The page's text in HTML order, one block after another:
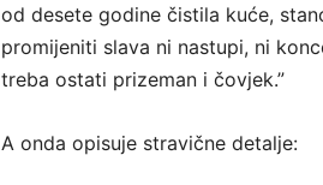
od desete godine čistila kuće,
promijeniti slava ni nastupi, ni
treba ostati prizeman i čovjek.”
A onda opisuje stravične detalje: